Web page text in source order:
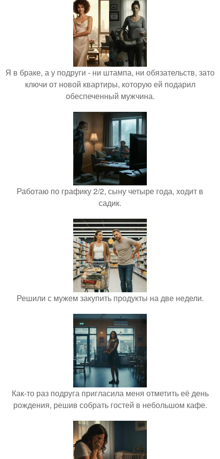
Я в браке, а у подруги - ни штампа, ни обязательств, зато
ключи от новой квартиры, которую ей подарил
обеспеченный мужчина.
Работаю по графику 2/2, сыну четыре года, ходит в
садик.
Решили с мужем закупить продукты на две недели.
Как-то раз подруга пригласила меня отметить её день
рождения, решив собрать гостей в небольшом кафе.